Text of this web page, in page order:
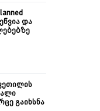
და
გაიხსნა ￼